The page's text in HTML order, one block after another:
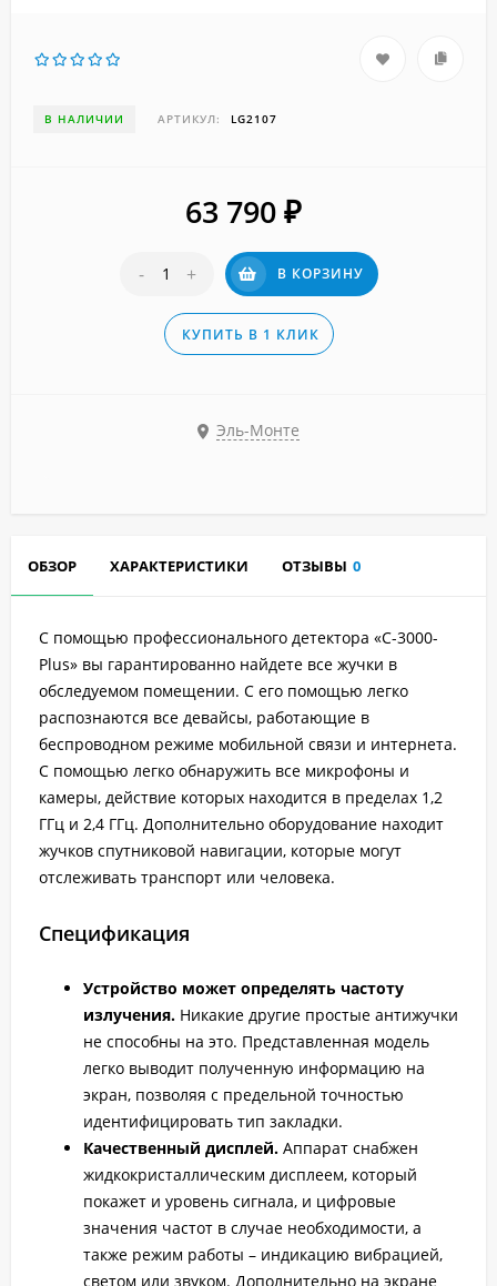
В НАЛИЧИИ АРТИКУЛ: LG2107
63 790 ₽
- + В КОРЗИНУ
КУПИТЬ В 1 КЛИК
Эль-Монте
ОБЗОР ХАРАКТЕРИСТИКИ ОТЗЫВЫ 0
С помощью профессионального детектора «C-3000-
Plus» вы гарантированно найдете все жучки в
обследуемом помещении. С его помощью легко
распознаются все девайсы, работающие в
беспроводном режиме мобильной связи и интернета.
С помощью легко обнаружить все микрофоны и
камеры, действие которых находится в пределах 1,2
ГГц и 2,4 ГГц. Дополнительно оборудование находит
жучков спутниковой навигации, которые могут
отслеживать транспорт или человека.
Спецификация
Устройство может определять частоту
излучения. Никакие другие простые антижучки
не способны на это. Представленная модель
легко выводит полученную информацию на
экран, позволяя с предельной точностью
идентифицировать тип закладки.
Качественный дисплей. Аппарат снабжен
жидкокристаллическим дисплеем, который
покажет и уровень сигнала, и цифровые
значения частот в случае необходимости, а
также режим работы – индикацию вибрацией,
светом или звуком. Дополнительно на экране